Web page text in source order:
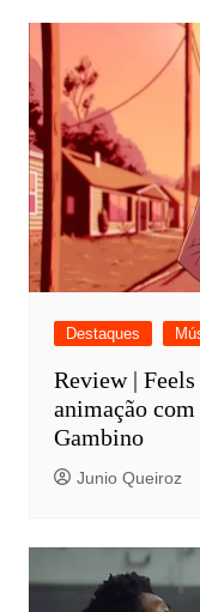
Destaques
Review |
animação
Gambino
Junio Queiroz